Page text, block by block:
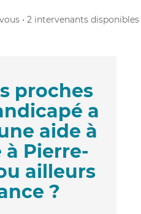
• 2 intervenants disponibles
proches
a
aide à
Pierre-
ailleurs
?